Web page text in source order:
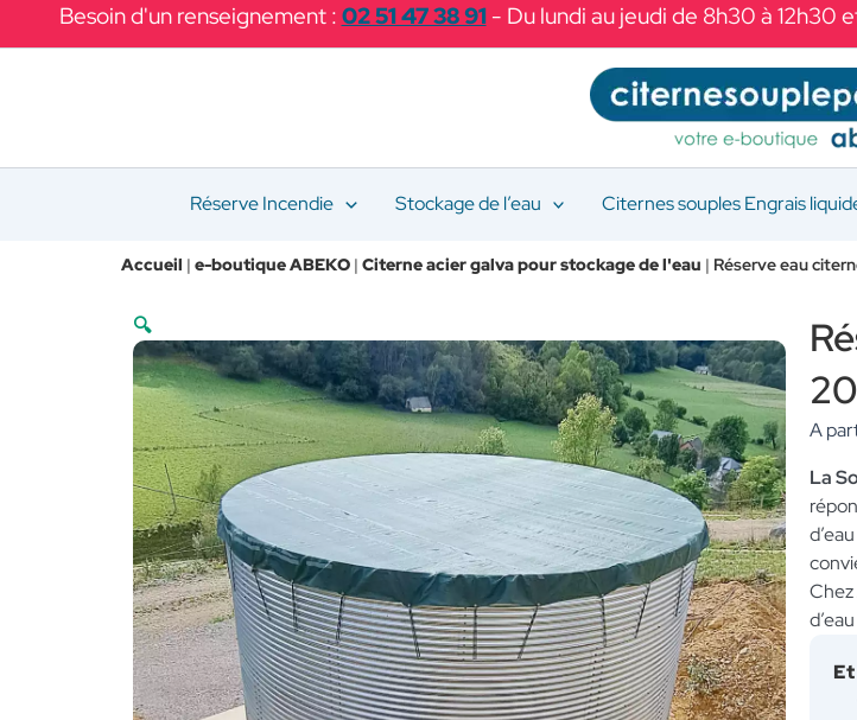
Besoin d'un renseignement : 02 51 47 38 91- Du lundi au jeudi de 8h30 à 12h30
Réserve Incendie Stockage de l’eau Citernes souples Engrais
Accueil | e-boutique ABEKO | Citerne acier galva pour stockage de l'eau | Réserve eau
🔍
A
La
Chez